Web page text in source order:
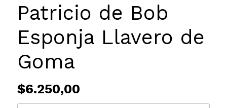
Patricio de Bob
Esponja Llavero de
Goma
$6.250,00